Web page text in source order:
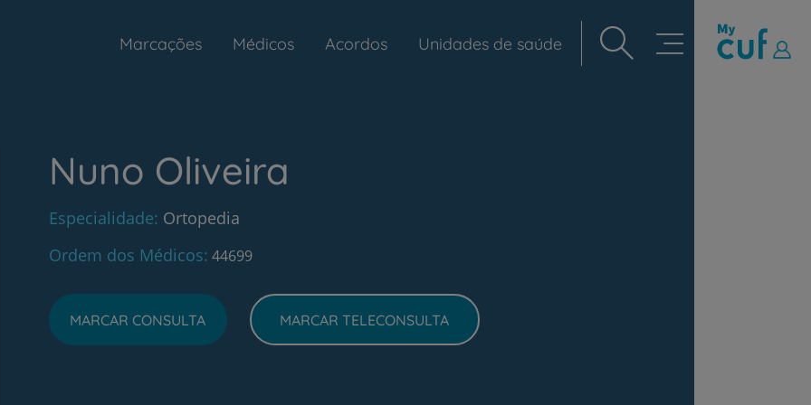
Navegação
Marcações Médicos Acordos Unidades de saúde
Nuno Oliveira
Especialidade Ortopedia
Ordem dos Médicos 44699
MARCAR CONSULTA MARCAR TELECONSULTA